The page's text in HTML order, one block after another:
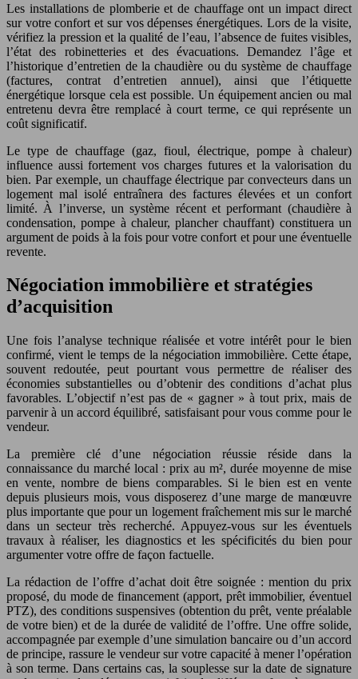
Les installations de plomberie et de chauffage ont un impact direct
sur votre confort et sur vos dépenses énergétiques. Lors de la visite,
vérifiez la pression et la qualité de l’eau, l’absence de fuites visibles,
l’état des robinetteries et des évacuations. Demandez l’âge et
l’historique d’entretien de la chaudière ou du système de chauffage
(factures, contrat d’entretien annuel), ainsi que l’étiquette
énergétique lorsque cela est possible. Un équipement ancien ou mal
entretenu devra être remplacé à court terme, ce qui représente un
coût significatif.
Le type de chauffage (gaz, fioul, électrique, pompe à chaleur)
influence aussi fortement vos charges futures et la valorisation du
bien. Par exemple, un chauffage électrique par convecteurs dans un
logement mal isolé entraînera des factures élevées et un confort
limité. À l’inverse, un système récent et performant (chaudière à
condensation, pompe à chaleur, plancher chauffant) constituera un
argument de poids à la fois pour votre confort et pour une éventuelle
revente.
Négociation immobilière et stratégies
d’acquisition
Une fois l’analyse technique réalisée et votre intérêt pour le bien
confirmé, vient le temps de la négociation immobilière. Cette étape,
souvent redoutée, peut pourtant vous permettre de réaliser des
économies substantielles ou d’obtenir des conditions d’achat plus
favorables. L’objectif n’est pas de « gagner » à tout prix, mais de
parvenir à un accord équilibré, satisfaisant pour vous comme pour le
vendeur.
La première clé d’une négociation réussie réside dans la
connaissance du marché local : prix au m², durée moyenne de mise
en vente, nombre de biens comparables. Si le bien est en vente
depuis plusieurs mois, vous disposerez d’une marge de manœuvre
plus importante que pour un logement fraîchement mis sur le marché
dans un secteur très recherché. Appuyez-vous sur les éventuels
travaux à réaliser, les diagnostics et les spécificités du bien pour
argumenter votre offre de façon factuelle.
La rédaction de l’offre d’achat doit être soignée : mention du prix
proposé, du mode de financement (apport, prêt immobilier, éventuel
PTZ), des conditions suspensives (obtention du prêt, vente préalable
de votre bien) et de la durée de validité de l’offre. Une offre solide,
accompagnée par exemple d’une simulation bancaire ou d’un accord
de principe, rassure le vendeur sur votre capacité à mener l’opération
à son terme. Dans certains cas, la souplesse sur la date de signature